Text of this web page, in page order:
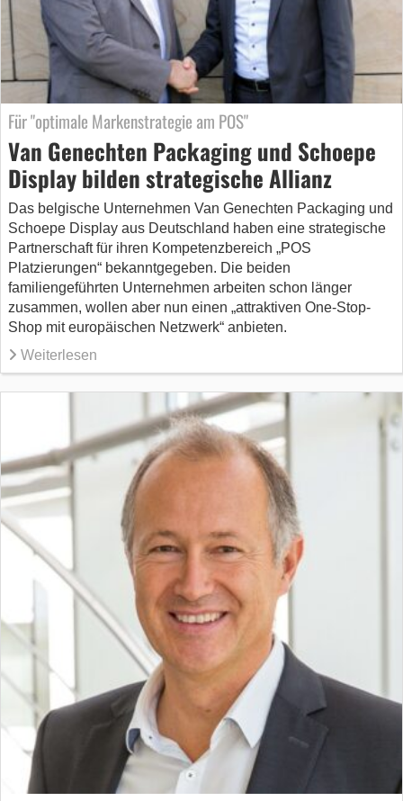
Für "optimale Markenstrategie am POS"
Van Genechten Packaging und Schoepe
Display bilden strategische Allianz
Das belgische Unternehmen Van Genechten Packaging und
Schoepe Display aus Deutschland haben eine strategische
Partnerschaft für ihren Kompetenzbereich „POS
Platzierungen“ bekanntgegeben. Die beiden
familiengeführten Unternehmen arbeiten schon länger
zusammen, wollen aber nun einen „attraktiven One-Stop-
Shop mit europäischen Netzwerk“ anbieten.
Weiterlesen